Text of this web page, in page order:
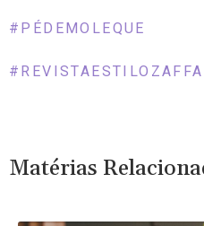
#PÉDEMOLEQUE
Matérias